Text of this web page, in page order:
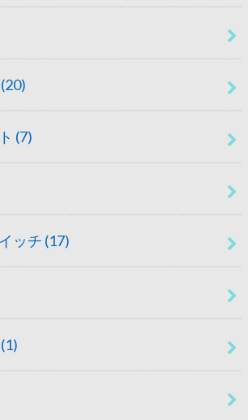
(20)
(7)
ッチ (17)
(1)